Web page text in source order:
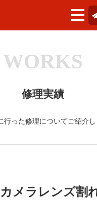
WORKS
修理実績
行った修理についてご紹介し
カメラレンズ割